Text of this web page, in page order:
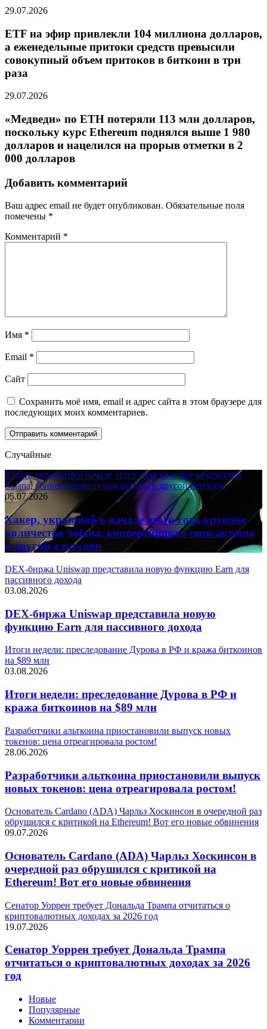
29.07.2026
ETF на эфир привлекли 104 миллиона долларов,
а еженедельные притоки средств превысили
совокупный объем притоков в биткоин в три
раза
29.07.2026
«Медведи» по ETH потеряли 113 млн долларов,
поскольку курс Ethereum поднялся выше 1 980
долларов и нацелился на прорыв отметки в 2
000 долларов
Добавить комментарий
Ваш адрес email не будет опубликован. Обязательные поля
помечены *
Комментарий *
Имя *
Email *
Сайт
Сохранить моё имя, email и адрес сайта в этом браузере для
последующих моих комментариев.
Случайные
Хакер, укравший в начале этого года крупное количество
Solana, конвертировал свои активы в другой альткоин
05.07.2026
Хакер, укравший в начале этого года крупное
количество Solana, конвертировал свои активы
в другой альткоин
DEX-биржа Uniswap представила новую функцию Earn для
пассивного дохода
03.08.2026
DEX-биржа Uniswap представила новую
функцию Earn для пассивного дохода
Итоги недели: преследование Дурова в РФ и кража биткоинов
на $89 млн
03.08.2026
Итоги недели: преследование Дурова в РФ и
кража биткоинов на $89 млн
Разработчики альткоина приостановили выпуск новых
токенов: цена отреагировала ростом!
28.06.2026
Разработчики альткоина приостановили выпуск
новых токенов: цена отреагировала ростом!
Основатель Cardano (ADA) Чарльз Хоскинсон в очередной раз
обрушился с критикой на Ethereum! Вот его новые обвинения
09.07.2026
Основатель Cardano (ADA) Чарльз Хоскинсон в
очередной раз обрушился с критикой на
Ethereum! Вот его новые обвинения
Сенатор Уоррен требует Дональда Трампа отчитаться о
криптовалютных доходах за 2026 год
19.07.2026
Сенатор Уоррен требует Дональда Трампа
отчитаться о криптовалютных доходах за 2026
год
Новые
Популярные
Комментарии